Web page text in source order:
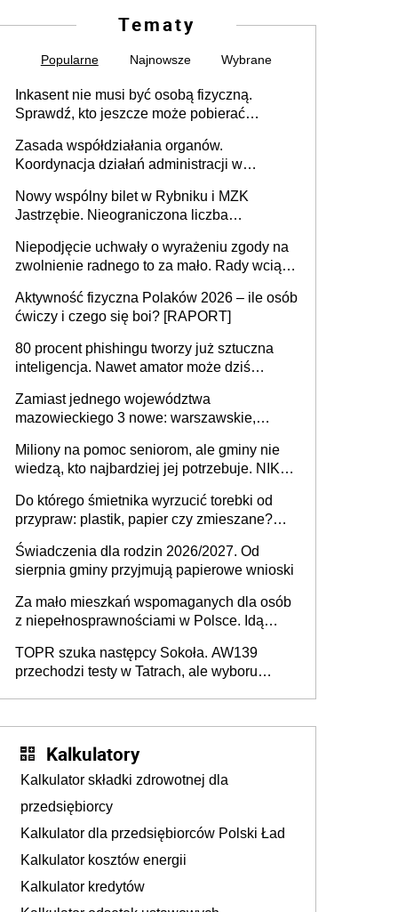
Tematy
Popularne Najnowsze Wybrane
Inkasent nie musi być osobą fizyczną.
Sprawdź, kto jeszcze może pobierać
Zasada współdziałania organów.
Koordynacja działań administracji w
Nowy wspólny bilet w Rybniku i MZK
Jastrzębie. Nieograniczona liczba
Niepodjęcie uchwały o wyrażeniu zgody na
zwolnienie radnego to za mało. Rady wciąż
rozstrzygać sprawy
Aktywność fizyczna Polaków 2026 – ile osób
ćwiczy i czego się boi? [RAPORT]
80 procent phishingu tworzy już sztuczna
inteligencja. Nawet amator może dziś
Zamiast jednego województwa
mazowieckiego 3 nowe: warszawskie,
Europie nie ma tak dużych jednostek
stołecznych
Miliony na pomoc seniorom, ale gminy nie
wiedzą, kto najbardziej jej potrzebuje. NIK
Do którego śmietnika wyrzucić torebki od
przypraw: plastik, papier czy zmieszane?
Świadczenia dla rodzin 2026/2027. Od
sierpnia gminy przyjmują papierowe wnioski
Za mało mieszkań wspomaganych dla osób
z niepełnosprawnościami w Polsce. Idą
TOPR szuka następcy Sokoła. AW139
przechodzi testy w Tatrach, ale wyboru
Kalkulatory
Kalkulator składki zdrowotnej dla
przedsiębiorcy
Kalkulator dla przedsiębiorców Polski Ład
Kalkulator kosztów energii
Kalkulator kredytów